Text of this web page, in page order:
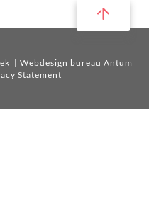
| Webdesign bureau Antum
Statement